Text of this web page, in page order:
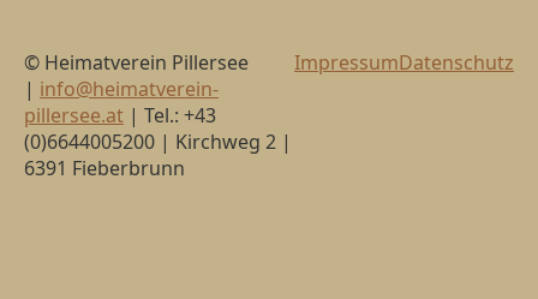
© Heimatverein Pillersee
| info@heimatverein-
pillersee.at | Tel.: +43
(0)6644005200 | Kirchweg 2 |
6391 Fieberbrunn
ImpressumDatenschutz